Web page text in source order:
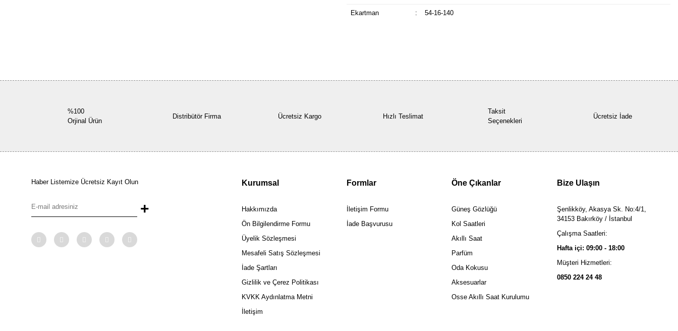
Ekartman : 54-16-140
%100
Orjinal Ürün
Distribütör Firma Ücretsiz Kargo Hızlı Teslimat
Taksit
Seçenekleri
Ücretsiz İade
Haber Listemize Ücretsiz Kayıt Olun
+
Kurumsal
Hakkımızda
Ön Bilgilendirme Formu
Üyelik Sözleşmesi
Mesafeli Satış Sözleşmesi
İade Şartları
Gizlilik ve Çerez Politikası
KVKK Aydınlatma Metni
İletişim
Formlar
İletişim Formu
İade Başvurusu
Öne Çıkanlar
Güneş Gözlüğü
Kol Saatleri
Akıllı Saat
Parfüm
Oda Kokusu
Aksesuarlar
Osse Akıllı Saat Kurulumu
Bize Ulaşın
Şenlikköy, Akasya Sk. No:4/1,
34153 Bakırköy / İstanbul
Çalışma Saatleri:
Hafta içi: 09:00 - 18:00
Müşteri Hizmetleri:
0850 224 24 48